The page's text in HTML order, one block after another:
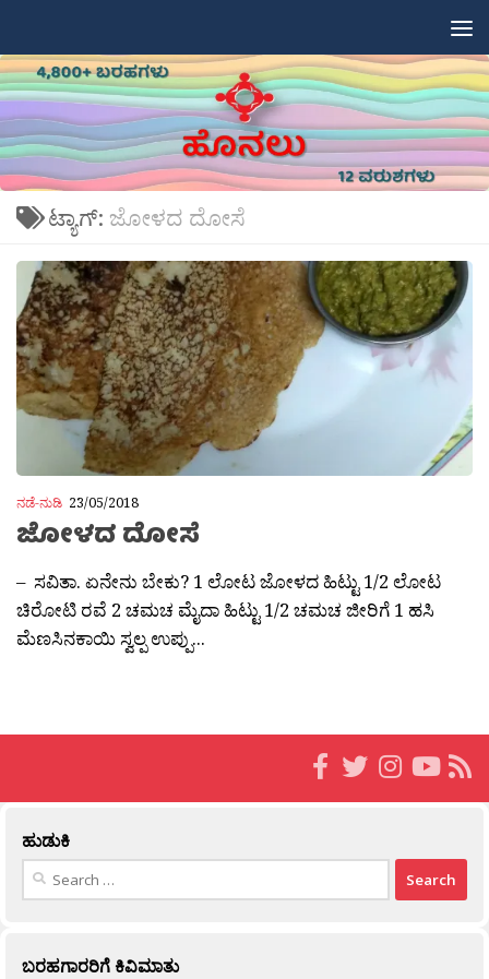
ಟ್ಯಾಗ್: ಜೋಳದ ದೋಸೆ
ನಡೆ-ನುಡಿ 23/05/2018
ಜೋಳದ ದೋಸೆ
– ಸವಿತಾ. ಏನೇನು ಬೇಕು? 1 ಲೋಟ ಜೋಳದ ಹಿಟ್ಟು 1/2 ಲೋಟ
ಚಿರೋಟಿ ರವೆ 2 ಚಮಚ ಮೈದಾ ಹಿಟ್ಟು 1/2 ಚಮಚ ಜೀರಿಗೆ 1 ಹಸಿ
ಮೆಣಸಿನಕಾಯಿ ಸ್ವಲ್ಪ ಉಪ್ಪು...
ಹುಡುಕಿ
Search
ಬರಹಗಾರರಿಗೆ ಕಿವಿಮಾತು